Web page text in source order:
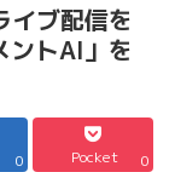
ブ配信を
ントAI」を
0 Pocket 0